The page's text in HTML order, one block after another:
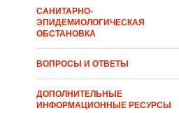
САНИТАРНО-
ЭПИДЕМИОЛОГИЧЕСКАЯ
ОБСТАНОВКА
ВОПРОСЫ И ОТВЕТЫ
ДОПОЛНИТЕЛЬНЫЕ
ИНФОРМАЦИОННЫЕ РЕСУРСЫ